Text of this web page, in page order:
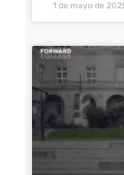
1 de mayo de